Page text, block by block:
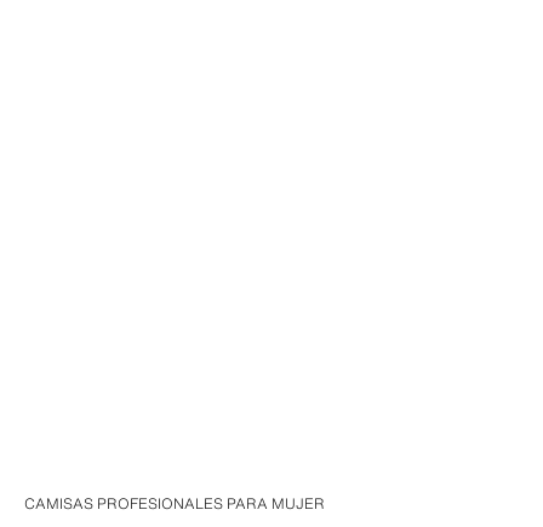
CAMISAS PROFESIONALES PARA MUJER